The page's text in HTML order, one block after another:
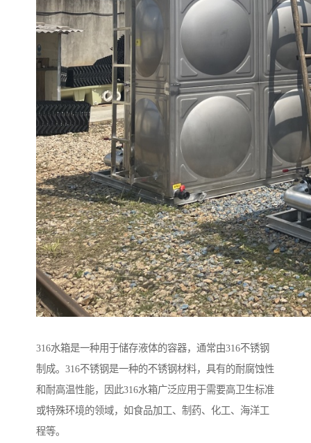
316水箱是一种用于储存液体的容器，通常由316不锈钢
制成。316不锈钢是一种的不锈钢材料，具有的耐腐蚀性
和耐高温性能，因此316水箱广泛应用于需要高卫生标准
或特殊环境的领域，如食品加工、制药、化工、海洋工
程等。